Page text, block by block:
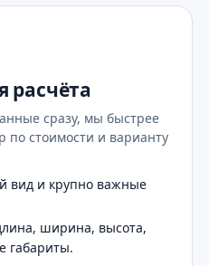
расчёта
сразу, мы быстрее
стоимости и варианту
вид и крупно важные
ширина, высота,
габариты.